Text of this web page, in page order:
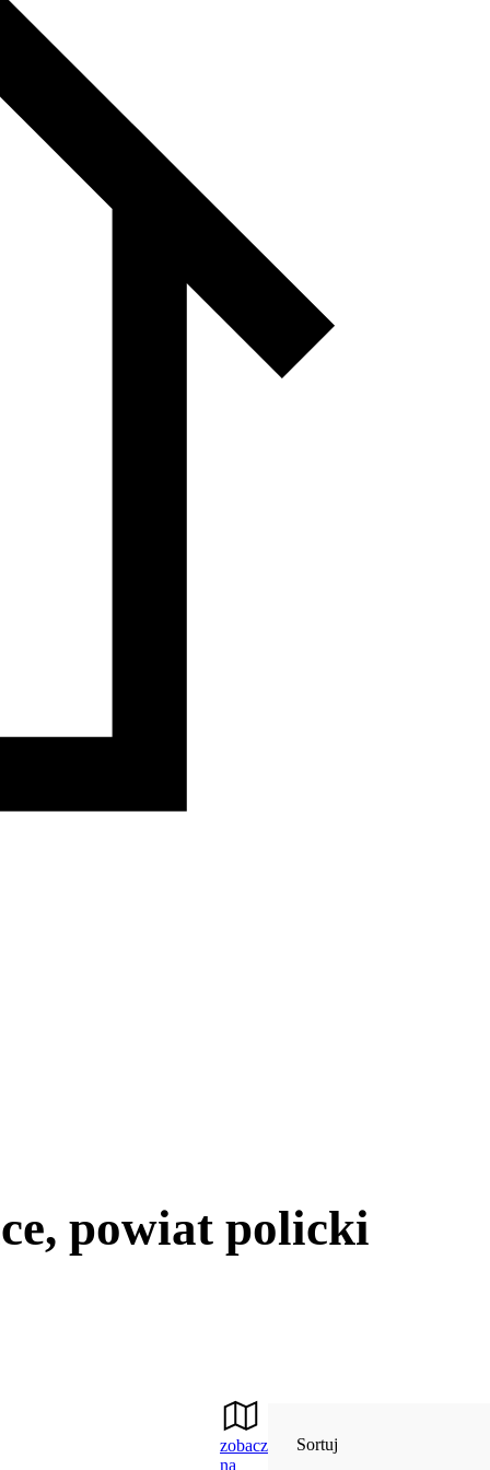
powiat policki
zobacz
na
Sortuj